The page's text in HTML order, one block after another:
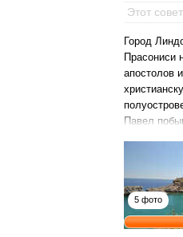
Этот
Город
Прасониси
апостолов
Павел
5 фото